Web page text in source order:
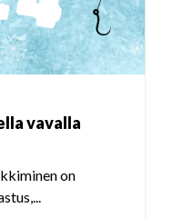
vavalla
on